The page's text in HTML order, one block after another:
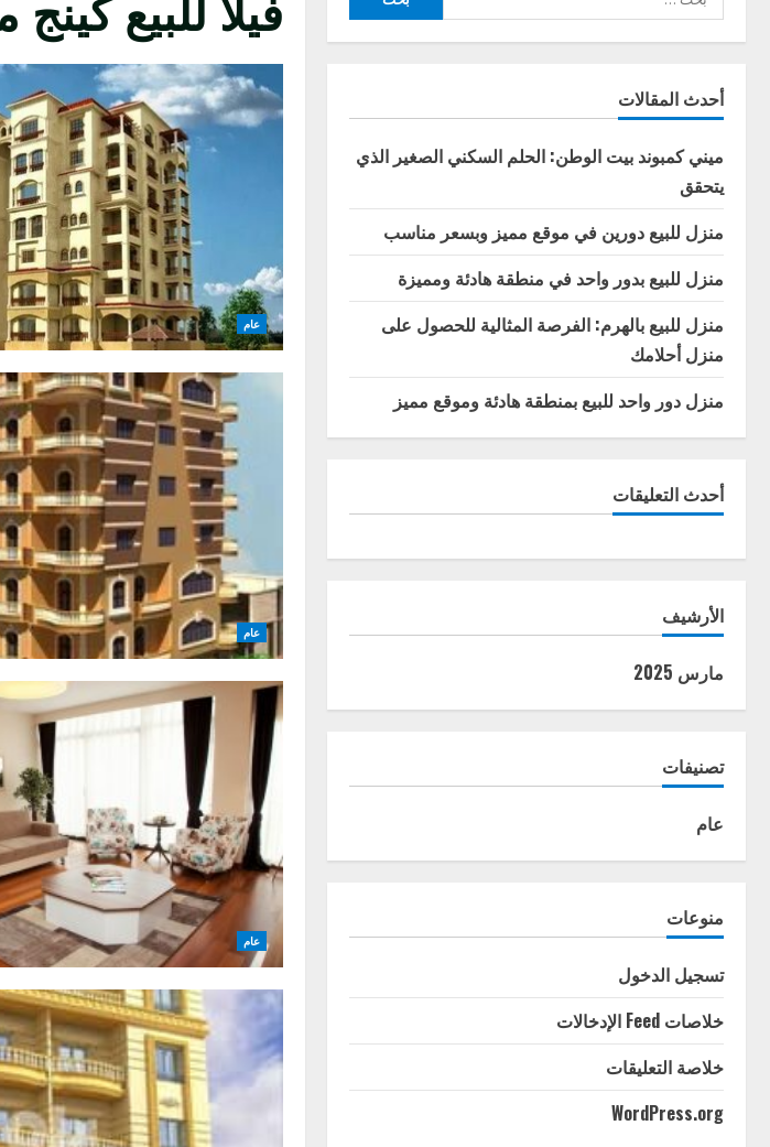
عام
عام
عام
عن:
أحدث المقالات
ميني كمبوند بيت الوطن: الحلم السكني الصغير الذي
يتحقق
منزل للبيع دورين في موقع مميز وبسعر مناسب
منزل للبيع بدور واحد في منطقة هادئة ومميزة
منزل للبيع بالهرم: الفرصة المثالية للحصول على
منزل أحلامك
منزل دور واحد للبيع بمنطقة هادئة وموقع مميز
أحدث التعليقات
الأرشيف
مارس 2025
تصنيفات
عام
منوعات
تسجيل الدخول
خلاصات Feed الإدخالات
خلاصة التعليقات
WordPress.org